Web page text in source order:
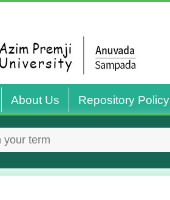
About Us Repository Policy